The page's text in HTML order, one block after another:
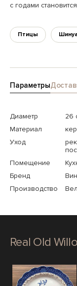
с годами
Птицы
Параметры
Диаметр
26
Материал
Уход
Помещение
Бренд
Производство
Real Old